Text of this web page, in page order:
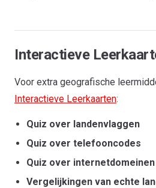
Interactieve
Voor extra geografische
Interactieve Leerkaarten:
Quiz over landenvlaggen
Quiz over telefooncodes
Quiz over internetdomeinen
Vergelijkingen van echte